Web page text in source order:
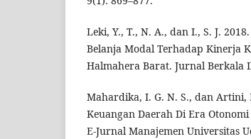
Leki, Y., T., N. A., dan I., S. J.
Belanja Modal Terhadap Kinerja
Halmahera Barat. Jurnal Berkala
Mahardika, I. G. N. S., dan Artini,
Keuangan Daerah Di Era
E-Jurnal Manajemen Universitas